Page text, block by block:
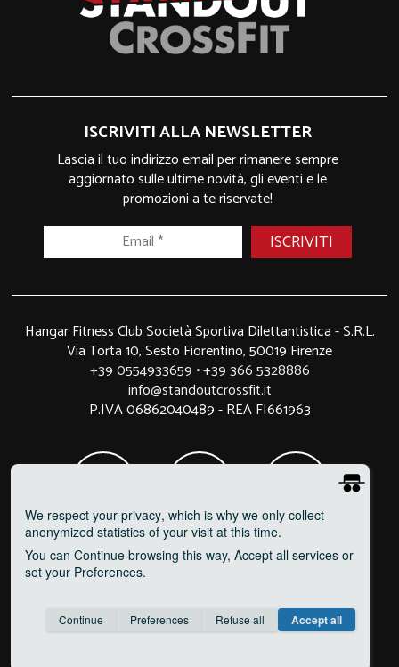
ISCRIVITI ALLA NEWSLETTER
Lascia il tuo indirizzo email per rimanere sempre
aggiornato sulle ultime novità, gli eventi e le
promozioni a te riservate!
Hangar Fitness Club Società Sportiva Dilettantistica - S.R.L.
Via Torta 10, Sesto Fiorentino, 50019 Firenze
+39 0554933659 •+39 366 5328886
info@standoutcrossfit.it
P.IVA 06862040489 - REA FI661963
We respect your privacy, which is why we only collect
anonymized statistics of your visit at this time.
You can Continue browsing this way, Accept all services or
set your Preferences.
Consent cookie learn more
Continue Preferences Refuse all Accept all
Anonymous Invisible Save